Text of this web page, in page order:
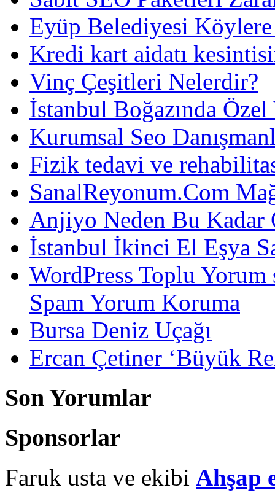
Eyüp Belediyesi
Kredi kart aidatı
Vinç Çeşitleri Nelerdir?
İstanbul Boğazında
Kurumsal Seo
Fizik tedavi ve
SanalReyonum.Com
Anjiyo Neden Bu Kadar
İstanbul İkinci El Eşya
WordPress Toplu
Spam Yorum Koruma
Bursa Deniz Uçağı
Ercan Çetiner ‘Büyük
Son Yorumlar
Sponsorlar
Faruk usta ve ekibi Ahşap